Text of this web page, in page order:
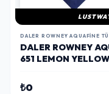
DALER ROWNEY AQUAFINE
DALER ROWNEY
651 LEMON YELLOW
₺0